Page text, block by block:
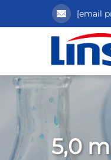
[email
5,0